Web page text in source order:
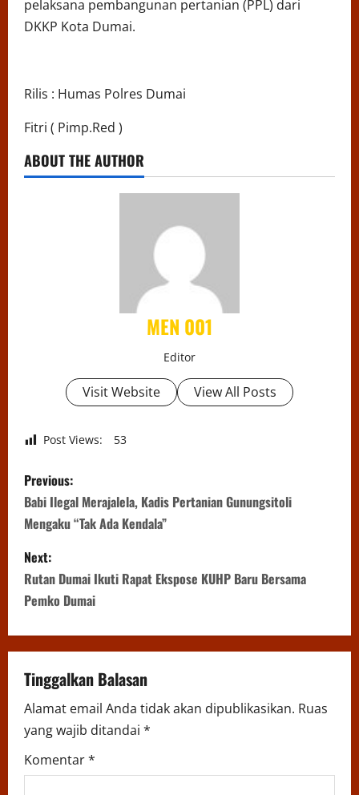
pelaksana pembangunan pertanian (PPL) dari
DKKP Kota Dumai.
Rilis : Humas Polres Dumai
Fitri ( Pimp.Red )
ABOUT THE AUTHOR
MEN 001
Editor
Visit Website View All Posts
Post Views: 53
P
o
s
t
n
a
v
i
g
a
Previous:
Babi Ilegal Merajalela, Kadis Pertanian Gunungsitoli
Mengaku “Tak Ada Kendala”
Next:
Rutan Dumai Ikuti Rapat Ekspose KUHP Baru Bersama
Pemko Dumai
Tinggalkan Balasan
Alamat email Anda tidak akan dipublikasikan. Ruas
yang wajib ditandai *
Komentar*